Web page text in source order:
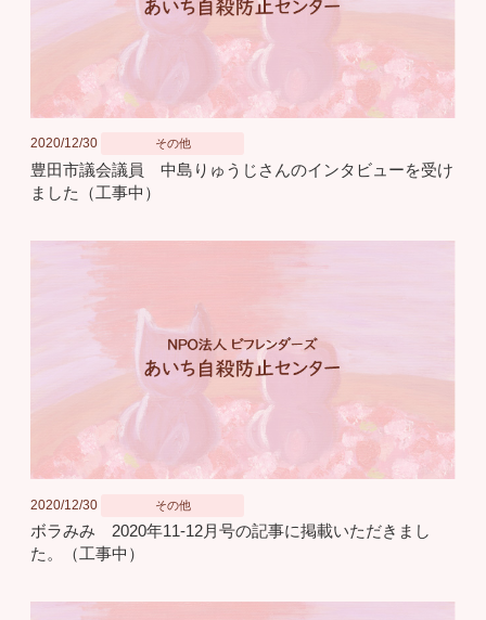
2020/12/30 その他
豊田市議会議員 中島りゅうじさんのインタビューを受け
ました（工事中）
2020/12/30 その他
ボラみみ 2020年11-12月号の記事に掲載いただきまし
た。（工事中）